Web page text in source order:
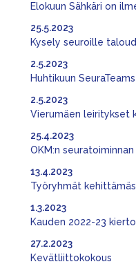
Elokuun Sähkäri on
Kysely seuroille
25.5.2023
Huhtikuun SeuraTeams
2.5.2023
Vierumäen leiritykset
2.5.2023
OKM:n
25.4.2023
Työryhmät
13.4.2023
Kauden 2022-23
1.3.2023
Kevätliittokokous
27.2.2023